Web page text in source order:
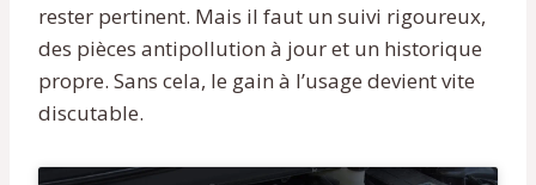
rester pertinent. Mais il faut un suivi rigoureux,
des pièces antipollution à jour et un historique
propre. Sans cela, le gain à l’usage devient vite
discutable.